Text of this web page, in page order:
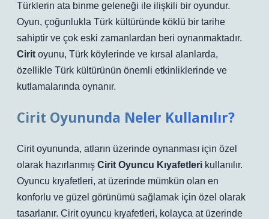
Türklerin ata binme geleneği ile ilişkili bir oyundur.
Oyun, çoğunlukla Türk kültüründe köklü bir tarihe
sahiptir ve çok eski zamanlardan beri oynanmaktadır.
Cirit oyunu, Türk köylerinde ve kırsal alanlarda,
özellikle Türk kültürünün önemli etkinliklerinde ve
kutlamalarında oynanır.
Cirit Oyununda Neler Kullanılır?
Cirit oyununda, atların üzerinde oynanması için özel
olarak hazırlanmış Cirit Oyuncu Kıyafetleri kullanılır.
Oyuncu kıyafetleri, at üzerinde mümkün olan en
konforlu ve güzel görünümü sağlamak için özel olarak
tasarlanır. Cirit oyuncu kıyafetleri, kolayca at üzerinde